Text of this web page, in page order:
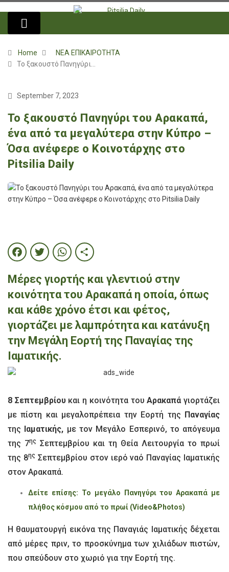
Home
ΝΕΑ ΕΠΙΚΑΙΡΟΤΗΤΑ
Το ξακουστό Πανηγύρι…
September 7, 2023
Το ξακουστό Πανηγύρι του Αρακαπά,
ένα από τα μεγαλύτερα στην Κύπρο –
Όσα ανέφερε ο Κοινοτάρχης στο
Pitsilia Daily
Facebook
Twitter
WhatsApp
Share
Μέρες γιορτής και γλεντιού στην
κοινότητα του Αρακαπά η οποία, όπως
και κάθε χρόνο έτσι και φέτος,
γιορτάζει με λαμπρότητα και κατάνυξη
την Μεγάλη Εορτή της Παναγίας της
Ιαματικής.
8 Σεπτεμβρίουκαι η κοινότητα τουΑρακαπάγιορτάζει
με πίστη και μεγαλοπρέπεια την Εορτή της Παναγίας
της
Ιαματικής, με τον Μεγάλο Εσπερινό, το απόγευμα
της 7ης Σεπτεμβρίου και τη Θεία Λειτουργία το πρωί
της 8ηςΣεπτεμβρίου στον ιερό ναό Παναγίας Ιαματικής
στον Αρακαπά.
Δείτε επίσης: Το μεγάλο Πανηγύρι του Αρακαπά με
πλήθος κόσμου από το πρωί (Video&Photos)
Η θαυματουργή εικόνα της Παναγιάς Ιαματικής δέχεται
από μέρες πριν, το προσκύνημα των χιλιάδων πιστών,
που σπεύδουν στο χωριό για την Εορτή της.